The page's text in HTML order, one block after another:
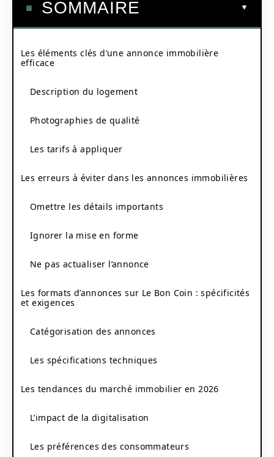
SOMMAIRE
Les éléments clés d’une annonce immobilière
efficace
Description du logement
Photographies de qualité
Les tarifs à appliquer
Les erreurs à éviter dans les annonces immobilières
Omettre les détails importants
Ignorer la mise en forme
Ne pas actualiser l’annonce
Les formats d’annonces sur Le Bon Coin : spécificités
et exigences
Catégorisation des annonces
Les spécifications techniques
Les tendances du marché immobilier en 2026
L’impact de la digitalisation
Les préférences des consommateurs